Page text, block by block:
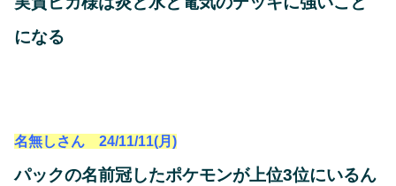
になる
名無しさん 24/11/11(月)
パックの名前冠したポケモンが上位3位にいるん